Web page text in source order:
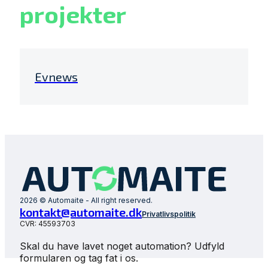
projekter
Evnews
2026 © Automaite - All right reserved.
kontakt@automaite.dkPrivatlivspolitik
CVR: 45593703
Skal du have lavet noget automation? Udfyld
formularen og tag fat i os.